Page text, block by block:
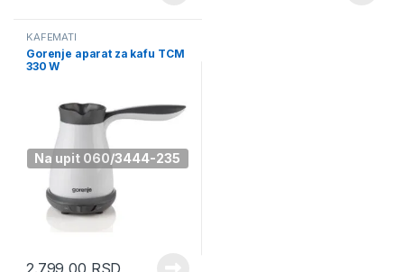
Na upit 060/3444-235
KAFEMATI
Gorenje aparat za kafu TCM
330 W
2.799,00 RSD